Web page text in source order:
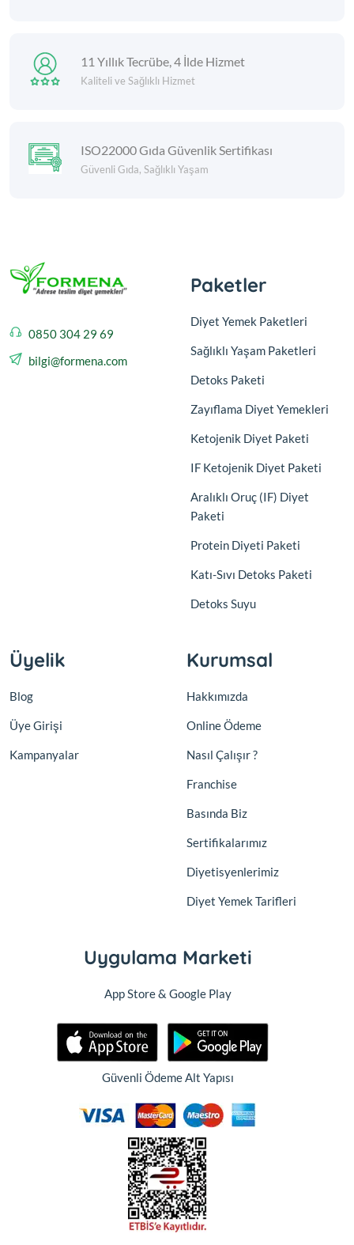
11 Yıllık Tecrübe, 4 İlde Hizmet
Kaliteli ve Sağlıklı Hizmet
ISO22000 Gıda Güvenlik Sertifikası
Güvenli Gıda, Sağlıklı Yaşam
0850 304 29 69
bilgi@formena.com
Paketler
Diyet Yemek Paketleri
Sağlıklı Yaşam Paketleri
Detoks Paketi
Zayıflama Diyet Yemekleri
Ketojenik Diyet Paketi
IF Ketojenik Diyet Paketi
Aralıklı Oruç (IF) Diyet
Paketi
Protein Diyeti Paketi
Katı-Sıvı Detoks Paketi
Detoks Suyu
Üyelik
Blog
Üye Girişi
Kampanyalar
Kurumsal
Hakkımızda
Online Ödeme
Nasıl Çalışır ?
Franchise
Basında Biz
Sertifikalarımız
Diyetisyenlerimiz
Diyet Yemek Tarifleri
Uygulama Marketi
App Store & Google Play
Güvenli Ödeme Alt Yapısı